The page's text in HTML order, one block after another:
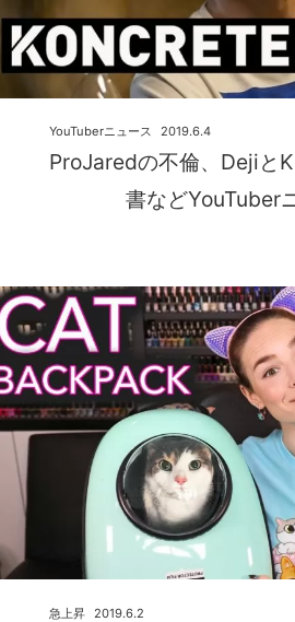
ProJaredの不倫、Dejiと
書などYouTuber
2019.6.4
YouTuberニュース
2019.6.2
急上昇